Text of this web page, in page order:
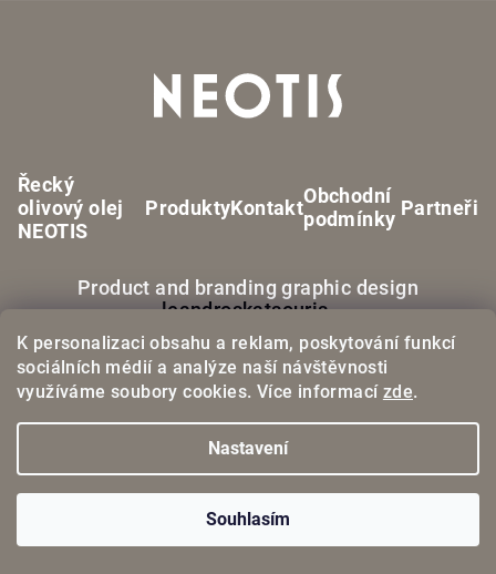
K personalizaci obsahu a reklam, poskytování funkcí
sociálních médií a analýze naší návštěvnosti
využíváme soubory cookies. Více informací zde.
Nastavení
Souhlasím
Řecký
olivový olej
NEOTIS
ProduktyKontaktObchodní
podmínky Partneři
Product and branding graphic design
leandroskatsouris.
© 2025 | NEOTIS s.r.o.
Vytvořil Shopteta upravilŠtefan Mazáň